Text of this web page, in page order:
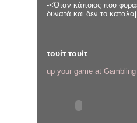
-<Όταν κάποιος που
δυνατά και δεν το
τουίτ τουίτ
up your game at